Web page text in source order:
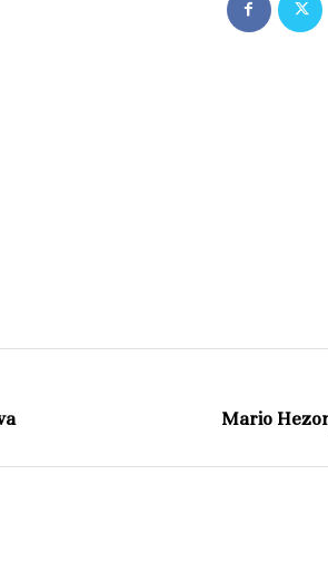
Mario